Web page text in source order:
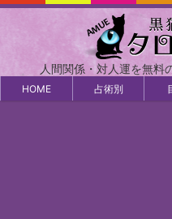
人間関係・対人運を無料
HOME 占術別